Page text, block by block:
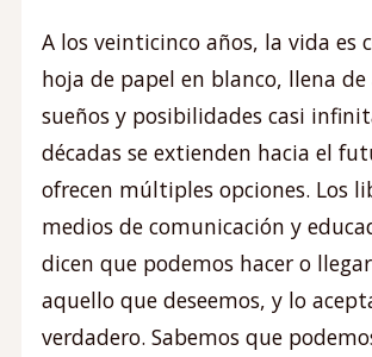
A los veinticinco años, la vida es
hoja de papel en blanco, llena
sueños y posibilidades casi
décadas se extienden hacia el
ofrecen múltiples opciones. Los
medios de comunicación y
dicen que podemos hacer o
aquello que deseemos, y lo
verdadero. Sabemos que